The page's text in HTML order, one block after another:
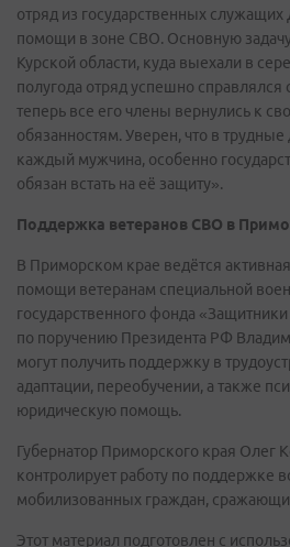
отряд из государственных служащих
помощи в зоне СВО. Основную
Курской области, куда выехали в
полугода отряд успешно справлялся
теперь все его члены вернулись к
обязанностям. Уверен, что в
каждый мужчина, особенно
обязан встать на её защиту».
Поддержка ветеранов СВО в
В Приморском крае ведётся
помощи ветеранам специальной
государственного фонда
по поручению Президента РФ
могут получить поддержку в
адаптации, переобучении, а также
юридическую помощь.
Губернатор Приморского края Олег
контролирует работу по поддержке
мобилизованных граждан,
Этот материал подготовлен с